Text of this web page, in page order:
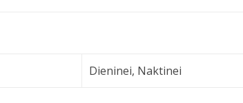
Dieninei, Naktinei